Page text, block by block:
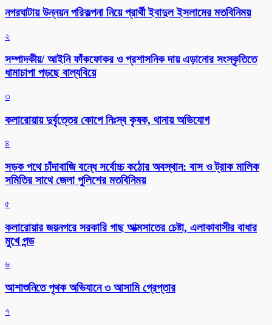
নগরঘাটায় উন্নয়ন পরিকল্পনা নিয়ে প্রার্থী ইবাদুল ইসলামের মতবিনিময়
২
সম্পাদকীয়/ আইনি ফাঁকফোকর ও প্রশাসনিক দায় এড়ানোর সংস্কৃতিতে
ধামাচাপা পড়ছে বাল্যবিয়ে
৩
কলারোয়ায় দুর্বৃত্তের কোপে নিঃস্ব কৃষক, থানায় অভিযোগ
৪
সড়ক পথে চাঁদাবাজি বন্ধে সর্বোচ্চ কঠোর অবস্থান: বাস ও ট্রাক মালিক
সমিতির সাথে জেলা পুলিশের মতবিনিময়
৫
কলারোয়ার জয়নগরে সরকারি গাছ আত্মসাতের চেষ্টা, এলাকাবাসীর বাধার
মুখে পন্ড
৬
আশাশুনিতে পৃথক অভিযানে ৩ আসামি গ্রেপ্তার
৭